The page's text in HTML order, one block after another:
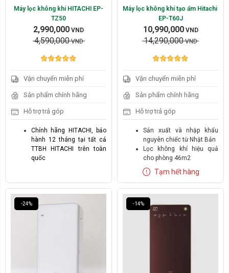
Máy lọc không khí HITACHI EP-
TZ50
2,990,000 VND
4,590,000 VND
Vận chuyển miễn phí
Sản phẩm chính hãng
Hỗ trợ trả góp
Chính hãng HITACHI, bảo
hành 12 tháng tại tất cả
TTBH HITACHI trên toàn
quốc
HEPA H13, than hoạt tính
HEPA H13 lọc sạch bụi
0.1μm
Chế độ hoạt động tự động
Máy lọc không khí tạo ẩm Hitachi
EP-T60J
10,990,000 VND
14,290,000 VND
Vận chuyển miễn phí
Sản phẩm chính hãng
Hỗ trợ trả góp
Sản xuất và nhập khẩu
nguyên chiếc từ Nhật Bản
Lọc không khí hiệu quả
cho phòng 46m2
Tạo ẩm thông minh
Màng lọc HEPA tiêu chuẩn
kích thước nhỏ tới 0.3 µm
Thời gian sử dụng màng
lọc 8-10 năm mới cần thay
Tạm hết hàng
-24%
Hãng:
Hitachi
Diện tích:
Lớn hơn 50m2
-14%
Hãng:
Hitachi
Diện tích:
Lớn hơn 50m2
Xóa